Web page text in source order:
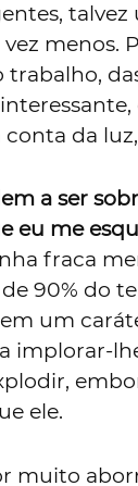
menos.
conta da
a ser
eu me
fraca
90% do
um
ele.
muito